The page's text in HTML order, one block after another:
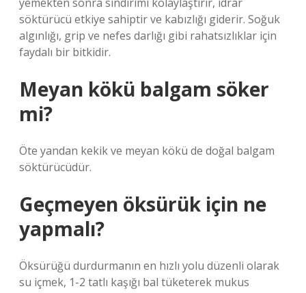
söktürücü etkiye sahiptir ve kabızlığı giderir. Soğuk
algınlığı, grip ve nefes darlığı gibi rahatsızlıklar için
faydalı bir bitkidir.
Meyan kökü balgam söker
mi?
Öte yandan kekik ve meyan kökü de doğal balgam
söktürücüdür.
Geçmeyen öksürük için ne
yapmalı?
Öksürüğü durdurmanın en hızlı yolu düzenli olarak
su içmek, 1-2 tatlı kaşığı bal tüketerek mukus